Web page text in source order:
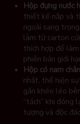
Hộp đựng nước
thiết kế nắp và
ngoài sang
làm từ carton
thích hợp để
phiên bản giới
Hộp có nam
nhất, thể hiện
gắn khéo léo
“tách” khi đóng
tượng và độc